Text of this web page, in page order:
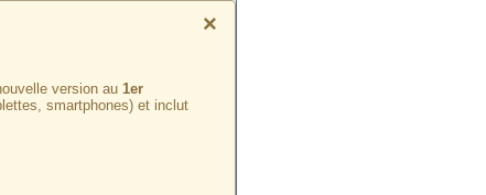
×
version au 1er
smartphones) et inclut